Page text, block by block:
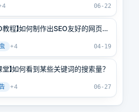
4 06-22
教程】如何制作出SEO友好的网页？
+4 04-19
堂】如何看到某些关键词的搜索量？
+4 06-27